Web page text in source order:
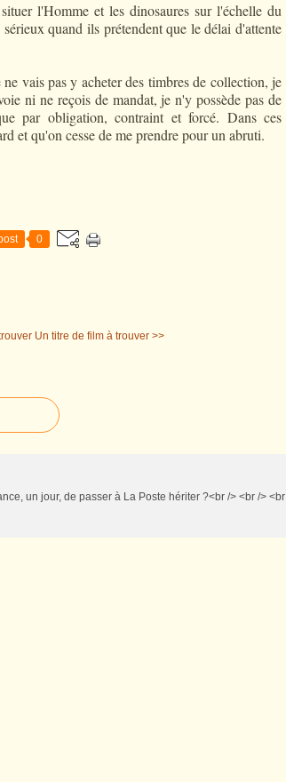
l'Homme et les dinosaures sur l'échelle du
quand ils prétendent que le délai d'attente
vais pas y acheter des timbres de collection, je
ni ne reçois de mandat, je n'y possède pas de
par obligation, contraint et forcé. Dans ces
et qu'on cesse de me prendre pour un abruti.
0
Un titre de film à trouver >>
un jour, de passer à La Poste hériter ?<br /> <br /> <br